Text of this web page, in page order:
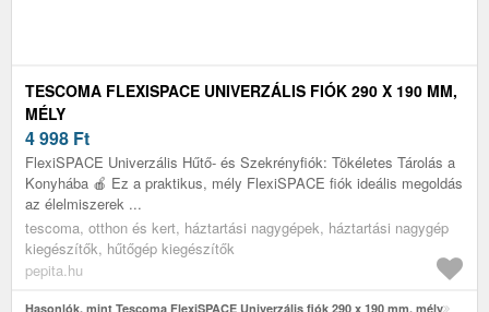
TESCOMA FLEXISPACE UNIVERZÁLIS FIÓK 290 X 190 MM,
MÉLY
4 998 Ft
FlexiSPACE Univerzális Hűtő- és Szekrényfiók: Tökéletes Tárolás a
Konyhába 🍎 Ez a praktikus, mély FlexiSPACE fiók ideális megoldás
az élelmiszerek ...
tescoma, otthon és kert, háztartási nagygépek, háztartási nagygép
kiegészítők, hűtőgép kiegészítők
pepita.hu
Hasonlók, mint Tescoma FlexiSPACE Univerzális fiók 290 x 190 mm, mély